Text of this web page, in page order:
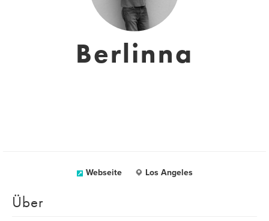
Berlinna
Webseite Los Angeles
Über